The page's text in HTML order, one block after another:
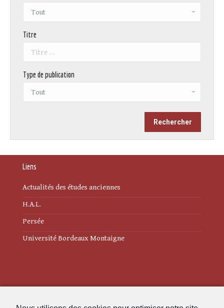
Titre
Type de publication
Liens
Actualités des études anciennes
H.A.L.
Persée
Université Bordeaux Montaigne